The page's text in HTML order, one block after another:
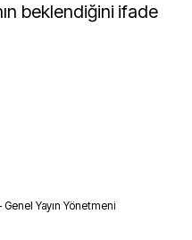
beklendiğini ifade
Yayın Yönetmeni